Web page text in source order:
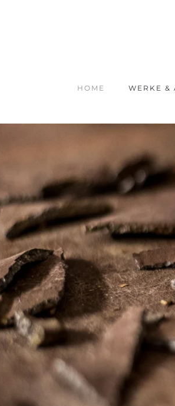
HOME WERKE &